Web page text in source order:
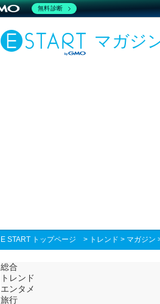
マガジ
E START トップページ > トレンド > マガジン
総合
トレンド
エンタメ
旅行
無料診断